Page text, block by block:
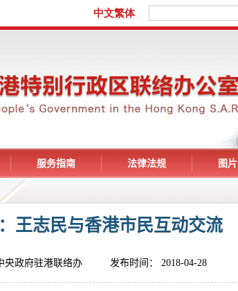
服务指南 法律法规 图片
王志民与香港市民互动交流
央政府驻港联络办 发布时间： 2018-04-28